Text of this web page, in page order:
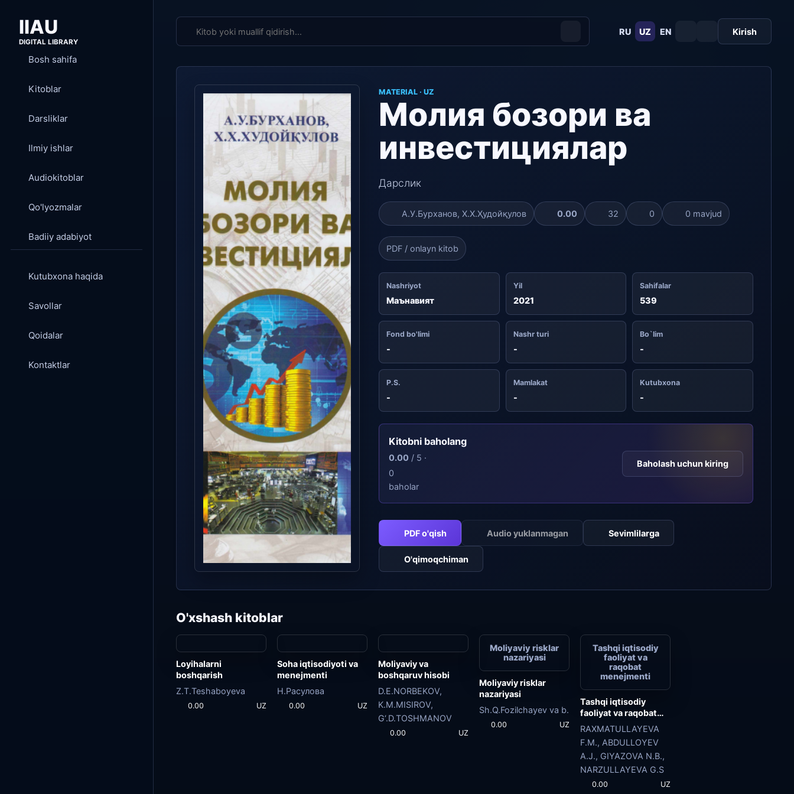
IIAU
DIGITAL LIBRARY
Bosh sahifa
Kitoblar
Darsliklar
Ilmiy ishlar
Audiokitoblar
Qo'lyozmalar
Badiiy adabiyot
Kutubxona haqida
Savollar
Qoidalar
Kontaktlar
RU UZ EN Kirish
MATERIAL · UZ
Молия бозори ва
инвестициялар
Дарслик
А.У.Бурханов, Х.Х.Ҳудойқулов 0.00 32 0 0 mavjud
PDF / onlayn kitob
Nashriyot
Маънавият
Yil
2021
Sahifalar
539
Fond bo'limi
-
Nashr turi
-
Bo`lim
-
P.S.
-
Mamlakat
-
Kutubxona
-
Kitobni baholang
0.00 / 5 ·
0
baholar
Baholash uchun kiring
PDF o'qish Audio yuklanmagan Sevimlilarga
O'qimoqchiman
O'xshash kitoblar
Loyihalarni
boshqarish
Z.T.Teshaboyeva
0.00 UZ
Soha iqtisodiyoti va
menejmenti
Н.Расулова
0.00 UZ
Moliyaviy va
boshqaruv hisobi
D.E.NORBEKOV,
K.M.MISIROV,
G‘.D.TOSHMANOV
0.00 UZ
Moliyaviy risklar
nazariyasi
Moliyaviy risklar
nazariyasi
Sh.Q.Fozilchayev va b.
0.00 UZ
Tashqi iqtisodiy
faoliyat va
raqobat
menejmenti
Tashqi iqtisodiy
faoliyat va raqobat
menejmenti
RAXMATULLAYEVA
F.M., ABDULLOYEV
A.J., GIYAZOVA N.B.,
NARZULLAYEVA G.S
0.00 UZ